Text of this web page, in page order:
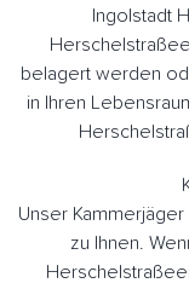
Ingolstadt
belagert werden
in Ihren
Unser
zu Ihnen.